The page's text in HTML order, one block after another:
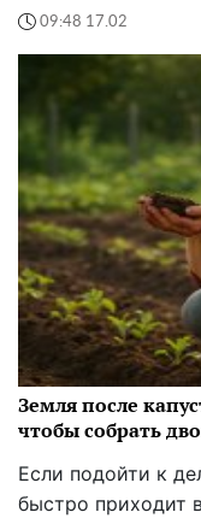
09:48 17.02
Земля после
чтобы собрать
Если подойти к
быстро приходит